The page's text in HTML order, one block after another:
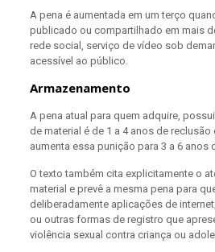
A pena é aumentada em um terço
publicado ou compartilhado em mais
rede social, serviço de vídeo sob
acessível ao público.
Armazenamento
A pena atual para quem adquire,
de material é de 1 a 4 anos de reclusão
aumenta essa punição para 3 a 6 anos
O texto também cita explicitamente o
material e prevê a mesma pena para
deliberadamente aplicações de
ou outras formas de registro que
violência sexual contra criança ou